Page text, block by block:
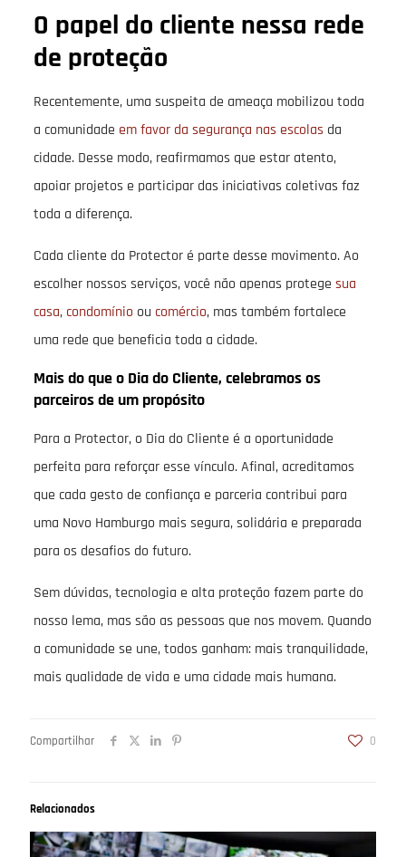
O papel do cliente nessa rede
de proteção
Recentemente, uma suspeita de ameaça mobilizou toda
a comunidade em favor da segurança nas escolas da
cidade. Desse modo, reafirmamos que estar atento,
apoiar projetos e participar das iniciativas coletivas faz
toda a diferença.
Cada cliente da Protector é parte desse movimento. Ao
escolher nossos serviços, você não apenas protege sua
casa, condomínio ou comércio, mas também fortalece
uma rede que beneficia toda a cidade.
Mais do que o Dia do Cliente, celebramos os
parceiros de um propósito
Para a Protector, o Dia do Cliente é a oportunidade
perfeita para reforçar esse vínculo. Afinal, acreditamos
que cada gesto de confiança e parceria contribui para
uma Novo Hamburgo mais segura, solidária e preparada
para os desafios do futuro.
Sem dúvidas, tecnologia e alta proteção fazem parte do
nosso lema, mas são as pessoas que nos movem. Quando
a comunidade se une, todos ganham: mais tranquilidade,
mais qualidade de vida e uma cidade mais humana.
Compartilhar 0
Relacionados